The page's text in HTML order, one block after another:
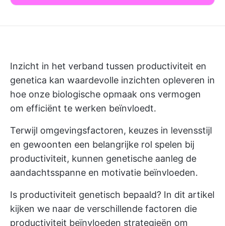
Inzicht in het verband tussen productiviteit en
genetica kan waardevolle inzichten opleveren in
hoe onze biologische opmaak ons vermogen
om efficiënt te werken beïnvloedt.
Terwijl omgevingsfactoren, keuzes in levensstijl
en gewoonten een belangrijke rol spelen bij
productiviteit, kunnen genetische aanleg de
aandachtsspanne en motivatie beïnvloeden.
Is productiviteit genetisch bepaald? In dit artikel
kijken we naar de verschillende factoren die
productiviteit beïnvloeden strategieën om